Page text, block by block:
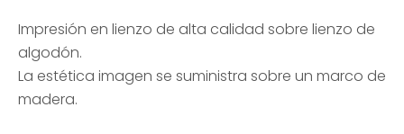
Impresión en lienzo de alta calidad sobre lienzo de
algodón.
La estética imagen se suministra sobre un marco de
madera.